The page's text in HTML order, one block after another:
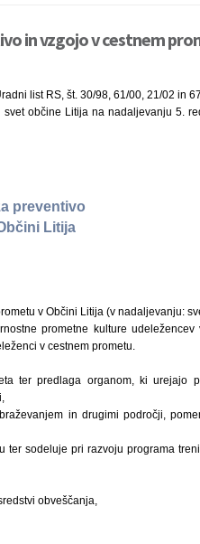
in vzgojo v cestnem
list RS, št. 30/98, 61/00, 21/02 in
občine Litija na nadaljevanju 5.
preventivo
Litija
v Občini Litija (v nadaljevanju:
prometne kulture udeležencev
v cestnem prometu.
ter predlaga organom, ki urejajo
in drugimi področji,
ter sodeluje pri razvoju programa
obveščanja,